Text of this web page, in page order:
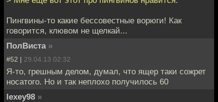
Пингвины-то какие бессовестные ворюги! Как
говорится, клювом не щелкай...
ПолВиста »
#52 | 29.04.13 02:32
Я-то, грешным делом, думал, что ящер таки сожрет
носатого. Но и так неплохо получилось 60
lexey98 »